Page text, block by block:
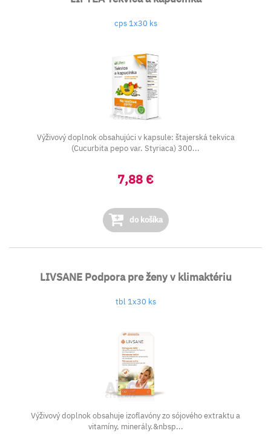
cps 1x30 ks
Výživový doplnok obsahujúci v kapsule: štajerská tekvica
(Cucurbita pepo var. Styriaca) 300...
7,88 €
do košíka
LIVSANE Podpora pre ženy v klimaktériu
tbl 1x30 ks
Výživový doplnok obsahuje izoflavóny zo sójového extraktu a
vitamíny, minerály.&nbsp...